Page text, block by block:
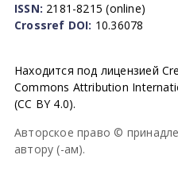
ISSN: 2181-8215 (online)
Crossref DOI: 10.36078
Находится под лицензией
Commons Attribution
(CC BY 4.0).
Авторское право ©
автору (-ам).